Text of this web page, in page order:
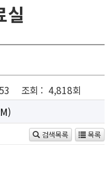
실
조회 : 4,818회
검색목록 목록